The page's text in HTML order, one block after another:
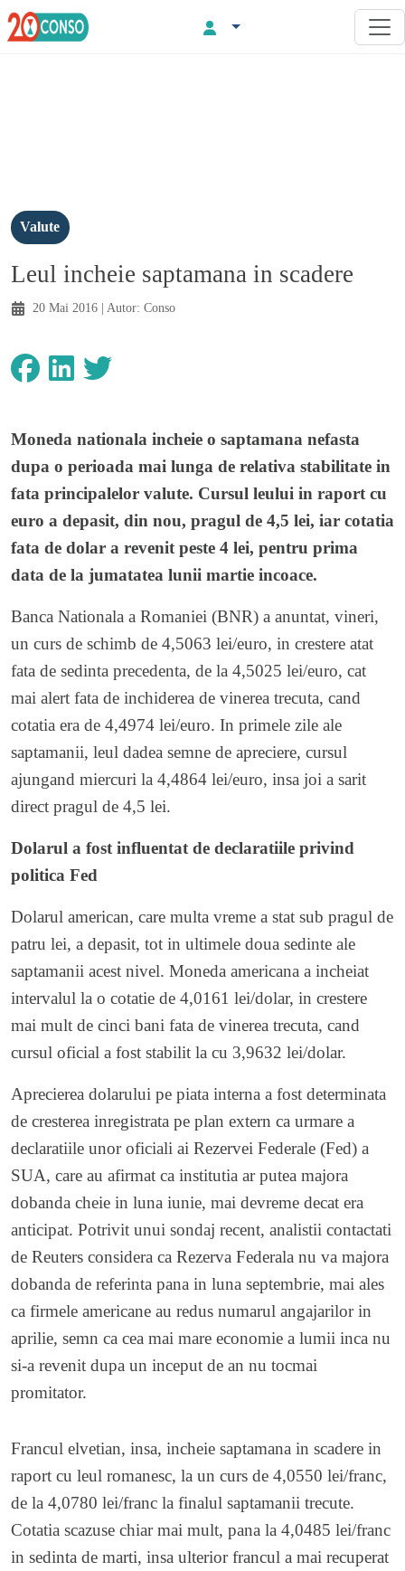
Valute
Leul incheie saptamana in scadere
20 Mai 2016 | Autor: Conso
Moneda nationala incheie o saptamana nefasta
dupa o perioada mai lunga de relativa stabilitate in
fata principalelor valute. Cursul leului in raport cu
euro a depasit, din nou, pragul de 4,5 lei, iar cotatia
fata de dolar a revenit peste 4 lei, pentru prima
data de la jumatatea lunii martie incoace.
Banca Nationala a Romaniei (BNR) a anuntat, vineri,
un curs de schimb de 4,5063 lei/euro, in crestere atat
fata de sedinta precedenta, de la 4,5025 lei/euro, cat
mai alert fata de inchiderea de vinerea trecuta, cand
cotatia era de 4,4974 lei/euro. In primele zile ale
saptamanii, leul dadea semne de apreciere, cursul
ajungand miercuri la 4,4864 lei/euro, insa joi a sarit
direct pragul de 4,5 lei.
Dolarul a fost influentat de declaratiile privind
politica Fed
Dolarul american, care multa vreme a stat sub pragul de
patru lei, a depasit, tot in ultimele doua sedinte ale
saptamanii acest nivel. Moneda americana a incheiat
intervalul la o cotatie de 4,0161 lei/dolar, in crestere
mai mult de cinci bani fata de vinerea trecuta, cand
cursul oficial a fost stabilit la cu 3,9632 lei/dolar.
Aprecierea dolarului pe piata interna a fost determinata
de cresterea inregistrata pe plan extern ca urmare a
declaratiile unor oficiali ai Rezervei Federale (Fed) a
SUA, care au afirmat ca institutia ar putea majora
dobanda cheie in luna iunie, mai devreme decat era
anticipat. Potrivit unui sondaj recent, analistii contactati
de Reuters considera ca Rezerva Federala nu va majora
dobanda de referinta pana in luna septembrie, mai ales
ca firmele americane au redus numarul angajarilor in
aprilie, semn ca cea mai mare economie a lumii inca nu
si-a revenit dupa un inceput de an nu tocmai
promitator.
Francul elvetian, insa, incheie saptamana in scadere in
raport cu leul romanesc, la un curs de 4,0550 lei/franc,
de la 4,0780 lei/franc la finalul saptamanii trecute.
Cotatia scazuse chiar mai mult, pana la 4,0485 lei/franc
in sedinta de marti, insa ulterior francul a mai recuperat